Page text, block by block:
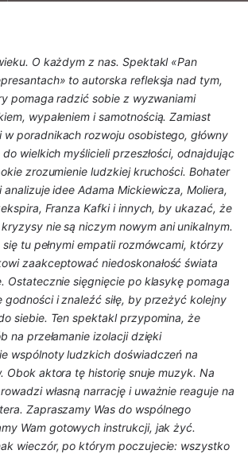
O każdym z nas. Spektakl «Pan
to autorska refleksja nad tym,
pomaga radzić sobie z wyzwaniami
wypaleniem i samotnością. Zamiast
poradnikach rozwoju osobistego, główny
wielkich myślicieli przeszłości, odnajdując
zrozumienie ludzkiej kruchości. Bohater
idee Adama Mickiewicza, Moliera,
Franza Kafki i innych, by ukazać, że
nie są niczym nowym ani unikalnym.
tu pełnymi empatii rozmówcami, którzy
zaakceptować niedoskonałość świata
Ostatecznie sięgnięcie po klasykę pomaga
i znaleźć siłę, by przeżyć kolejny
siebie. Ten spektakl przypomina, że
na przełamanie izolacji dzięki
wspólnoty ludzkich doświadczeń na
Obok aktora tę historię snuje muzyk. Na
własną narrację i uważnie reaguje na
Zapraszamy Was do wspólnego
Wam gotowych instrukcji, jak żyć.
wieczór, po którym poczujecie: wszystko